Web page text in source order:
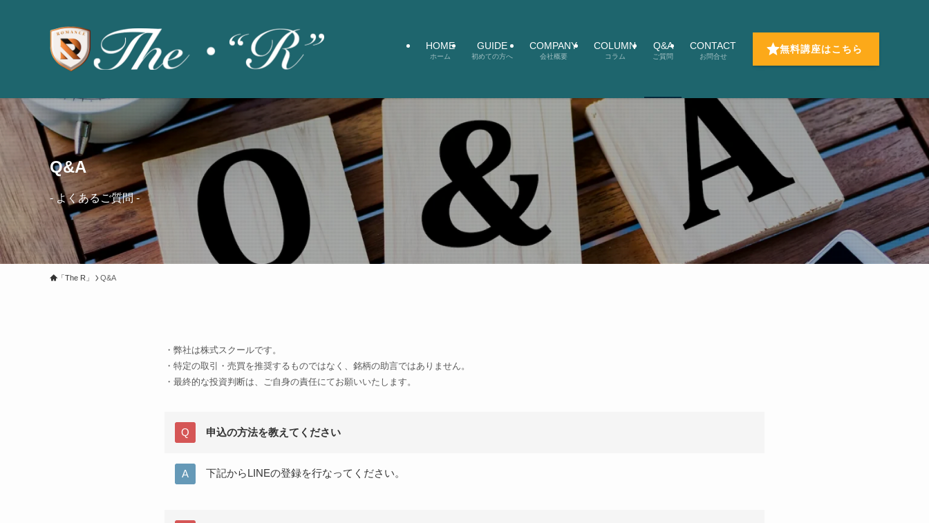
HOME
ホーム
GUIDE
初めての方へ
COMPANY
会社概要
COLUMN
コラム
Q&A
ご質問
CONTACT
お問合せ
無料講座はこちら
Q&A
- よくあるご質問 -
「The R」 Q&A
・弊社は株式スクールです。
・特定の取引・売買を推奨するものではなく、銘柄の助言ではありません。
・最終的な投資判断は、ご自身の責任にてお願いいたします。
申込の方法を教えてください
下記からLINEの登録を行なってください。